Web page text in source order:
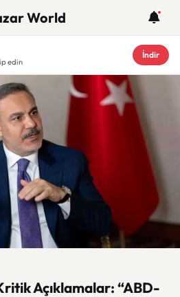
World
edin
İndir
Açıklamalar: “ABD-